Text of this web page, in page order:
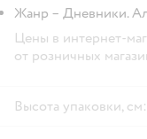
Жанр – Дневники.
Цены в интернет-
от розничных
Высота упаковки, см: